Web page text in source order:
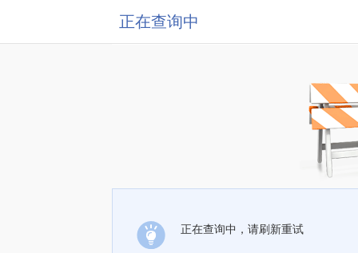
正在查询中
正在查询中，请刷新重试